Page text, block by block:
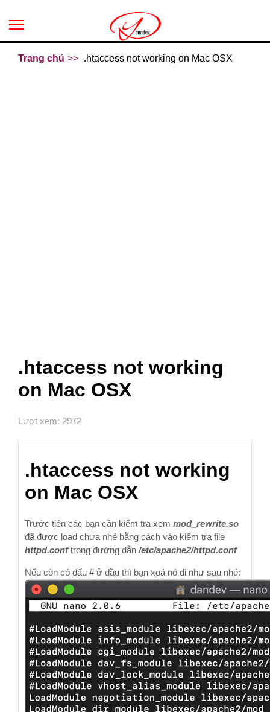
Trang chủ .htaccess not working on Mac OSX
.htaccess not working
on Mac OSX
Lượt xem: 2972
.htaccess not working
on Mac OSX
Trước tiên các bạn cần kiểm tra xem mod_rewrite.so
đã được load chưa nhé bằng cách vào kiểm tra file
httpd.conftrong đường dẫn /etc/apache2/httpd.conf
Nếu còn có dấu # ở đầu thì bạn xoá nó đi như sau nhé: